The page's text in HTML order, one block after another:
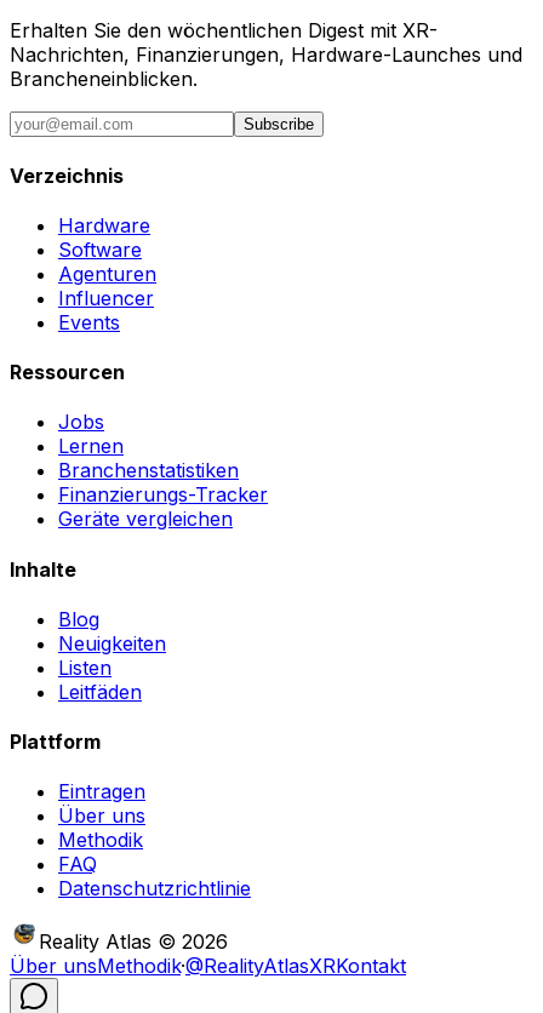
Erhalten Sie den wöchentlichen Digest mit XR-
Nachrichten, Finanzierungen, Hardware-Launches und
Brancheneinblicken.
Subscribe
Verzeichnis
Hardware
Software
Agenturen
Influencer
Events
Ressourcen
Jobs
Lernen
Branchenstatistiken
Finanzierungs-Tracker
Geräte vergleichen
Inhalte
Blog
Neuigkeiten
Listen
Leitfäden
Plattform
Eintragen
Über uns
Methodik
FAQ
Datenschutzrichtlinie
Reality Atlas © 2026
Über unsMethodik·@RealityAtlasXRKontakt